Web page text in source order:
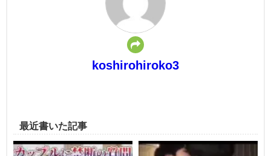
koshirohiroko3
最近書いた記事